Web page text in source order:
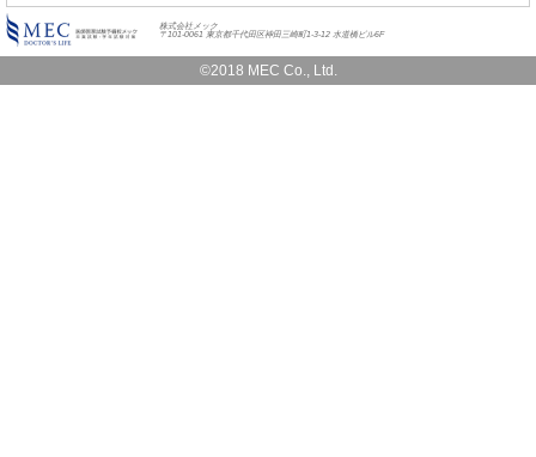
株式会社メック
〒101-0061 東京都千代田区神田三崎町1-3-12 水道橋ビル6F
©2018 MEC Co., Ltd.